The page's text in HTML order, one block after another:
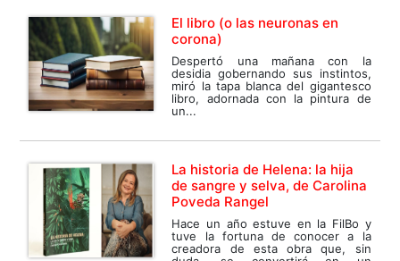
El libro (o las neuronas en
corona)
Despertó una mañana con la
desidia gobernando sus instintos,
miró la tapa blanca del gigantesco
libro, adornada con la pintura de
un...
La historia de Helena: la hija
de sangre y selva, de Carolina
Poveda Rangel
Hace un año estuve en la FilBo y
tuve la fortuna de conocer a la
creadora de esta obra que, sin